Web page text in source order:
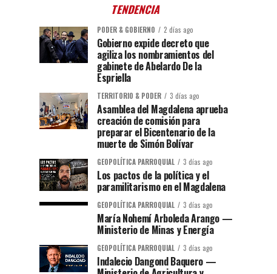
TENDENCIA
PODER & GOBIERNO 2 días ago
Gobierno expide decreto que
agiliza los nombramientos del
gabinete de Abelardo De la
Espriella
TERRITORIO & PODER 3 días ago
Asamblea del Magdalena aprueba
creación de comisión para
preparar el Bicentenario de la
muerte de Simón Bolívar
GEOPOLÍTICA PARROQUIAL 3 días ago
Los pactos de la política y el
paramilitarismo en el Magdalena
GEOPOLÍTICA PARROQUIAL 3 días ago
María Nohemí Arboleda Arango —
Ministerio de Minas y Energía
GEOPOLÍTICA PARROQUIAL 3 días ago
Indalecio Dangond Baquero —